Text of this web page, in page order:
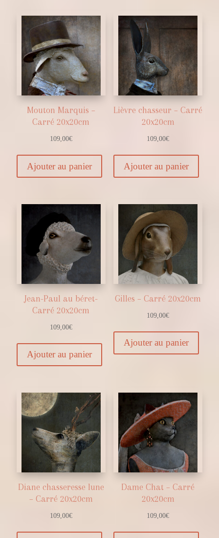
Mouton Marquis –
Carré 20x20cm
109,00€
Ajouter au panier
Lièvre chasseur – Carré
20x20cm
109,00€
Ajouter au panier
Jean-Paul au béret-
Carré 20x20cm
109,00€
Ajouter au panier
Gilles – Carré 20x20cm
109,00€
Ajouter au panier
Diane chasseresse lune
– Carré 20x20cm
109,00€
Dame Chat – Carré
20x20cm
109,00€